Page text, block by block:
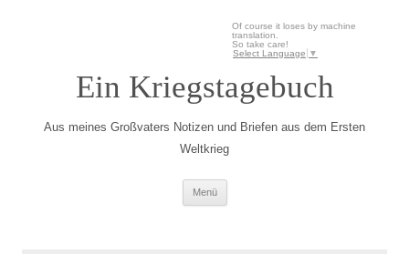
Of course it loses by machine
translation.
So take care!
Select Language ▼
Ein Kriegstagebuch
Aus meines Großvaters Notizen und Briefen aus dem Ersten
Weltkrieg
Menü